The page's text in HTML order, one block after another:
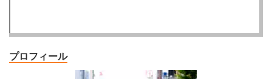
プロフィール